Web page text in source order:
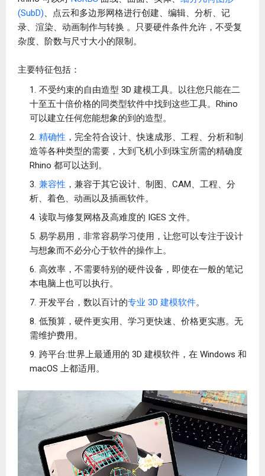
(SubD)、点云和多边形网格进行创建、编辑、分析、记
录、渲染、动画制作与转换 。只要硬件条件允许，不受复
杂度、阶数与尺寸大小的限制。
主要特征包括：
不受约束的自由造型 3D 建模工具。以往您只能在二
十至五十倍价格的同类型软件中找到这些工具。Rhino
可以建立任何您能想象的到的造型。
精确性 ，完全符合设计、快速成形、工程、分析和制
造等各种类型的需要，大到飞机小到珠宝所需的精确度
Rhino 都可以达到。
兼容性 ，兼容于其它设计、制图、CAM、工程、分
析、着色、动画以及插画软件。
读取与修复网格及高难度的 IGES 文件。
易学易用，非常容易学习使用，让您可以专注于设计
与想象而不必分心于软件的操作上。
高效率，不需要特别的硬件设备，即使在一般的笔记
本电脑上也可以执行。
开发平台，数以百计的专业 3D 建模软件。
低预算，硬件更实用、学习更快速、价格更实惠。无
需维护费用。
跨平台:世界上最通用的 3D 建模软件，在 Windows 和
macOS 上都适用。